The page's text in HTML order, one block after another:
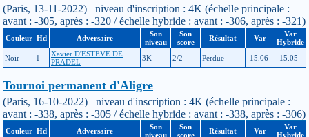
(Paris, 13-11-2022) niveau d'inscription : 4K (échelle principale :
avant : -305, après : -320 / échelle hybride : avant : -306, après : -321)
Couleur Hd Adversaire
Son
niveau
Son
score
Résultat Var
Var
Hybride
Noir
1
Xavier D'ESTEVE DE
PRADEL
3K 2/2 Perdue -15.06 -15.05
Tournoi permanent d'Aligre
(Paris, 16-10-2022) niveau d'inscription : 4K (échelle principale :
avant : -338, après : -305 / échelle hybride : avant : -338, après : -306)
Couleur Hd Adversaire
Son
niveau
Son
score
Résultat Var
Var
Hybride